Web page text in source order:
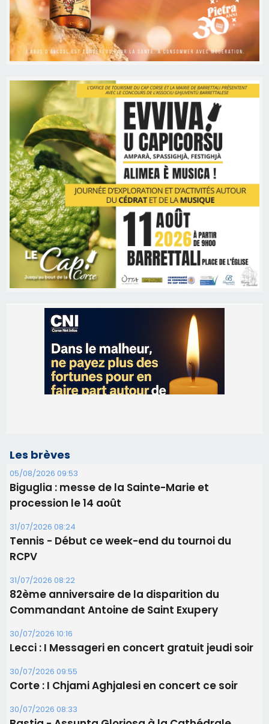
Les brèves
05/08/2026 09:53
Biguglia : messe de la Sainte-Marie et
procession le 14 août
31/07/2026 08:24
Tennis - Début ce week-end du tournoi du
RCPV
31/07/2026 08:22
82ème anniversaire de la disparition du
Commandant Antoine de Saint Exupery
30/07/2026 10:16
Lecci : I Messageri en concert gratuit jeudi soir
30/07/2026 09:55
Corte : I Chjami Aghjalesi en concert ce soir
30/07/2026 08:33